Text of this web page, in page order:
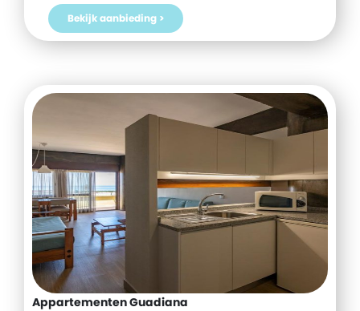
nu je verblijf bij D-reizen en ervaar Birmingham vanuit The
Spires Serviced Apartments!
Bekijk aanbieding >
Appartementen Guadiana